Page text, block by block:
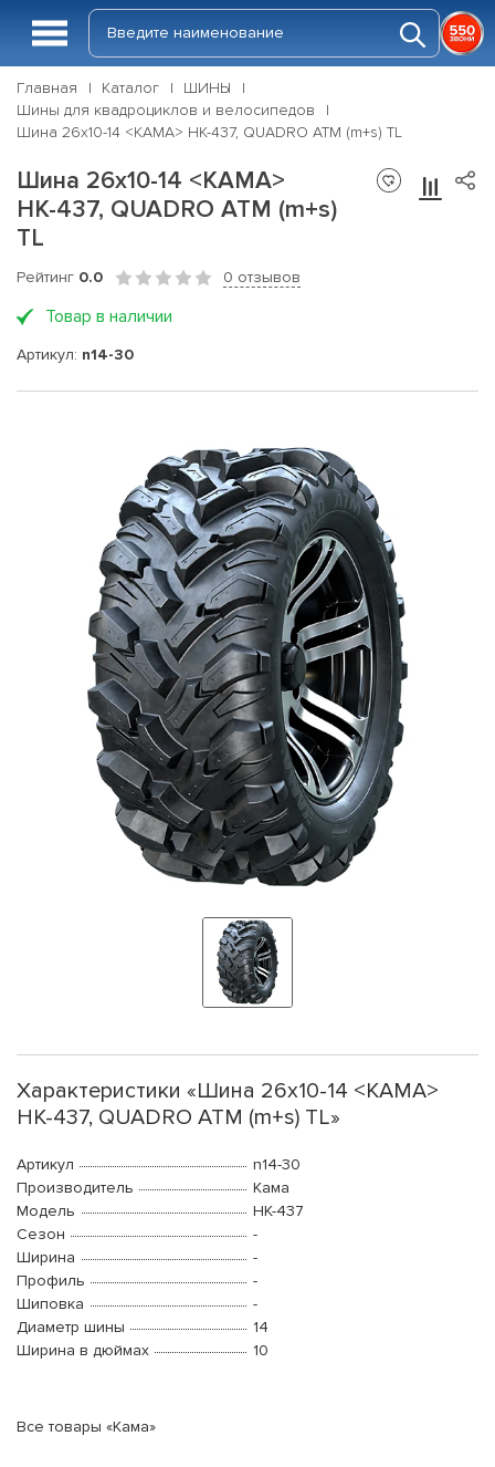
Главная Каталог
ШИНЫ
Шины для квадроциклов и велосипедов
Шина 26х10-14 <КАМА> НК-437, QUADRO ATM (m+s) TL
Шина 26х10-14 <КАМА>
НК-437, QUADRO ATM (m+s)
TL
Рейтинг 0.0 0 отзывов
Товар в наличии
Артикул: n14-30
Характеристики «Шина 26х10-14 <КАМА>
НК-437, QUADRO ATM (m+s) TL»
Артикул
n14-30
Производитель
Кама
Модель
НК-437
Сезон
-
Ширина
-
Профиль
-
Шиповка
-
Диаметр шины
14
Ширина в дюймах
10
Все товары «Кама»